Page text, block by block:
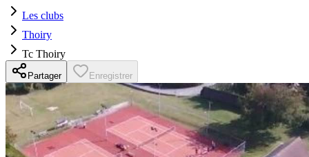
Les clubs
Thoiry
Tc Thoiry
Partager Enregistrer